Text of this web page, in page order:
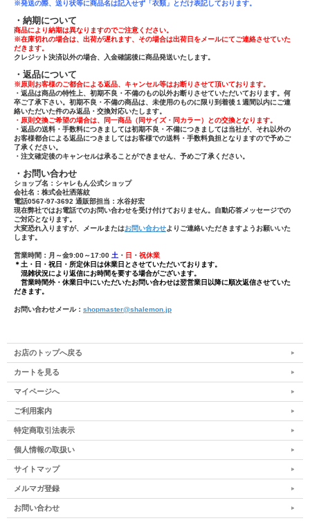
※発送の際、送り状等に商品名は記入せず「衣類」とだけ表記しております。
・納期について
商品により納期は異なりますのでご注意ください。
※在庫切れの場合は、出荷が遅れます、その場合は出荷日をメールにてご連絡させていた
だきます。
クレジット決済以外の場合、入金確認後に商品発送いたします。
・返品について
※原則お客様のご都合による返品、キャンセル等はお断りさせて頂いております。
・返品は商品の特性上、初期不良・不備のもの以外お断りさせていただいております。何
卒ご了承下さい。初期不良・不備の商品は、未使用のものに限り到着後１週間以内にご連
絡いただいた件のみ返品・交換対応いたします。
・原則交換ご希望の場合は、同一商品（同サイズ・同カラー）との交換となります。
・返品の送料・手数料につきましては初期不良・不備につきましては当社が、それ以外の
お客様都合による返品につきましてはお客様での送料・手数料負担となりますので予めご
了承ください。
・注文確定後のキャンセルは承ることができません、予めご了承ください。
・お問い合わせ
ショップ名：シャレもん公式ショップ
会社名：株式会社洒落紋
電話0567-97-3692 通販部担当：水谷好宏
現在弊社ではお電話でのお問い合わせを受け付けておりません。自動応答メッセージでの
ご対応となります。
大変恐れ入りますが、メールまたはお問い合わせよりご連絡いただきますようお願いいた
します。
営業時間：月～金9:00～17:00 土 ・ 日 ・ 祝休業
＊土・日・祝日・所定休日は休業日とさせていただいております。
混雑状況により返信にお時間を要する場合がございます。
営業時間外・休業日中にいただいたお問い合わせは翌営業日以降に順次返信させていた
だきます。
お問い合わせメール： shopmaster@shalemon.jp
お店のトップへ戻る
カートを見る
マイページへ
ご利用案内
特定商取引法表示
個人情報の取扱い
サイトマップ
メルマガ登録
お問い合わせ